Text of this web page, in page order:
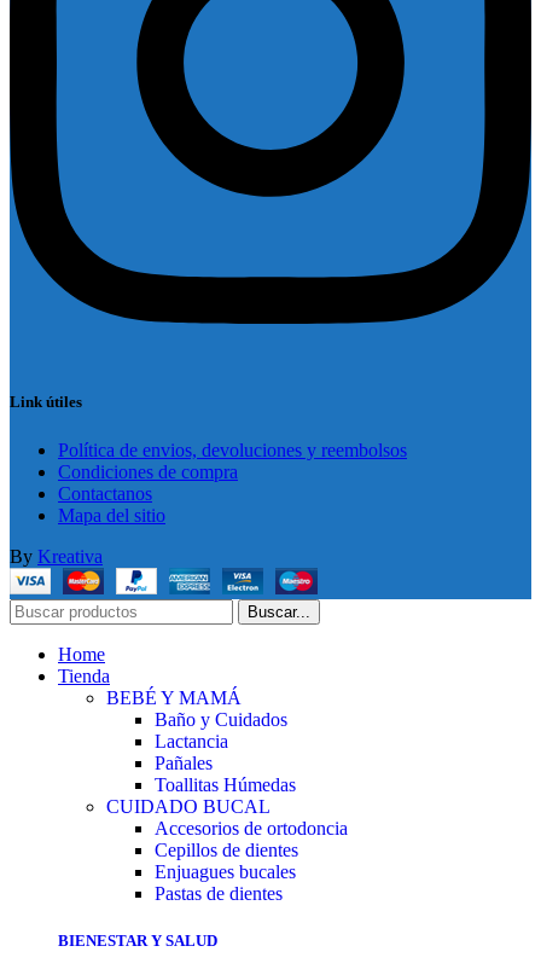
Link útiles
Política de envios, devoluciones y reembolsos
Condiciones de compra
Contactanos
Mapa del sitio
By Kreativa
Buscar...
Home
Tienda
BEBÉ Y MAMÁ
Baño y Cuidados
Lactancia
Pañales
Toallitas Húmedas
CUIDADO BUCAL
Accesorios de ortodoncia
Cepillos de dientes
Enjuagues bucales
Pastas de dientes
BIENESTAR Y SALUD